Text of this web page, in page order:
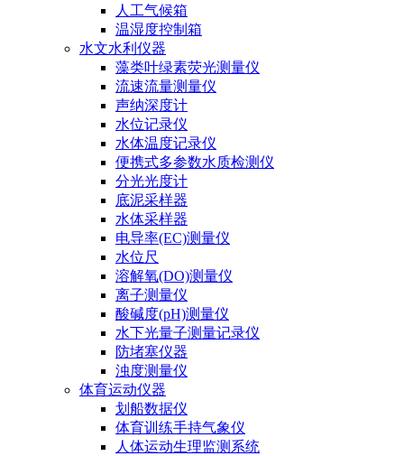
人工气候箱
温湿度控制箱
水文水利仪器
藻类叶绿素荧光测量仪
流速流量测量仪
声纳深度计
水位记录仪
水体温度记录仪
便携式多参数水质检测仪
分光光度计
底泥采样器
水体采样器
电导率(EC)测量仪
水位尺
溶解氧(DO)测量仪
离子测量仪
酸碱度(pH)测量仪
水下光量子测量记录仪
防堵塞仪器
浊度测量仪
体育运动仪器
划船数据仪
体育训练手持气象仪
人体运动生理监测系统